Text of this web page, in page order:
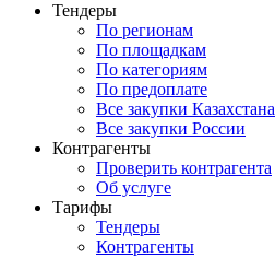
Тендеры
По регионам
По площадкам
По категориям
По предоплате
Все закупки Казахстана
Все закупки России
Контрагенты
Проверить контрагента
Об услуге
Тарифы
Тендеры
Контрагенты